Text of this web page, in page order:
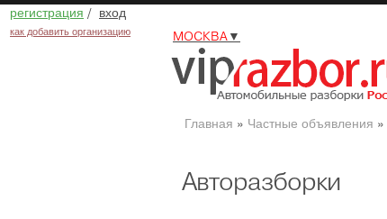
регистрация / вход
как добавить организацию МОСКВА▼
Главная » Частные объявления »
Авторазборки